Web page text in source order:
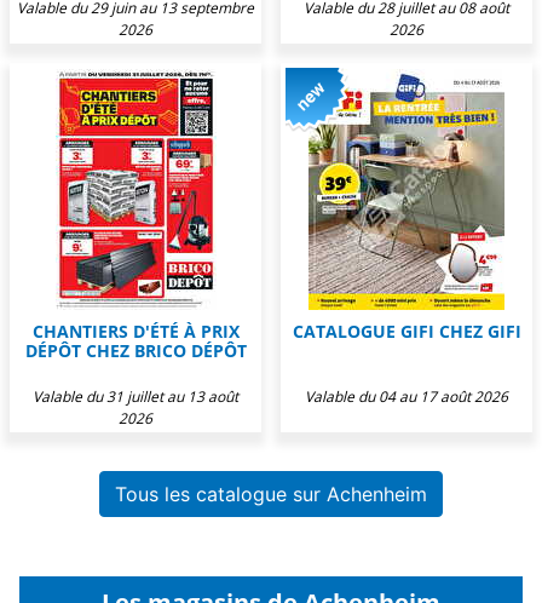
Valable du 29 juin au 13 septembre
2026
Valable du 28 juillet au 08 août
2026
CHANTIERS D'ÉTÉ À PRIX
DÉPÔT CHEZ BRICO DÉPÔT
Valable du 31 juillet au 13 août
2026
CATALOGUE GIFI CHEZ GIFI
Valable du 04 au 17 août 2026
Tous les catalogue sur Achenheim